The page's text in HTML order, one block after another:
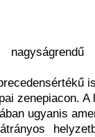
zenepiacon. A
ugyanis